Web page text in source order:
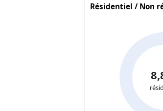
Résidentiel / Non